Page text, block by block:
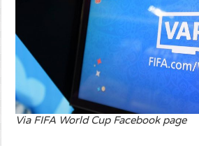
Via FIFA World Cup Facebook page